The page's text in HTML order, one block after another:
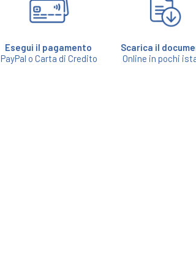
Esegui il pagamento
PayPal o Carta di Credito
Scarica il
Online in pochi